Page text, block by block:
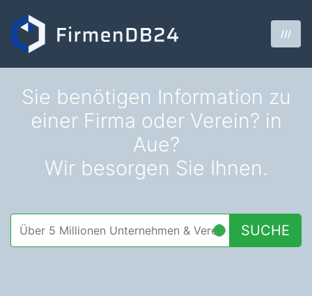
///
Sie benötigen Information zu
einer Firma oder Verein? in
Aue?
Wir besorgen Sie Ihnen.
SUCHE